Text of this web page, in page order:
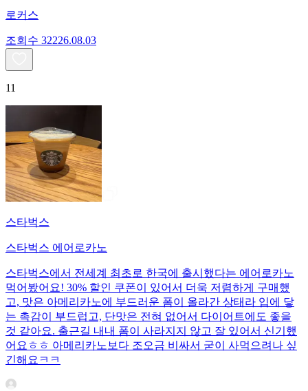
로커스
조회수 32226.08.03
11
스타벅스
스타벅스 에어로카노
스타벅스에서 전세계 최초로 한국에 출시했다는 에어로카노
먹어봤어요! 30% 할인 쿠폰이 있어서 더욱 저렴하게 구매했
고, 맛은 아메리카노에 부드러운 폼이 올라간 상태라 입에 닿
는 촉감이 부드럽고, 단맛은 전혀 없어서 다이어트에도 좋을
것 같아요. 출근길 내내 폼이 사라지지 않고 잘 있어서 신기했
어요ㅎㅎ 아메리카노보다 조오금 비싸서 굳이 사먹으려나 싶
긴해요ㅋㅋ